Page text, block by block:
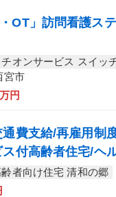
・OT」訪問看護ス
オンサービス スイッ
宮市
円
費支給/再雇用制
ス付高齢者住宅/ヘ
者向け住宅 清和の郷